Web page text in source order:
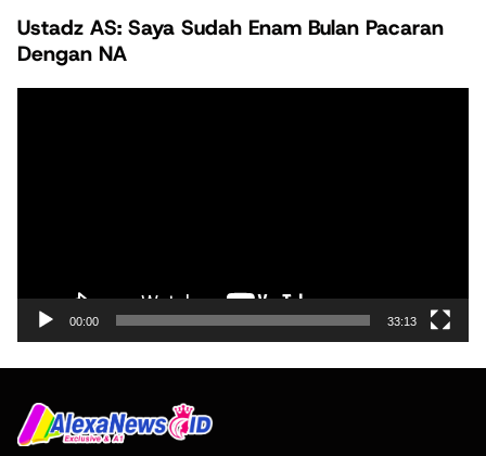
Ustadz AS: Saya Sudah Enam Bulan Pacaran
Dengan NA
00:00 33:13